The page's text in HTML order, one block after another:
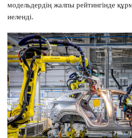
модельдердің жалпы рейтингінде
иеленді.